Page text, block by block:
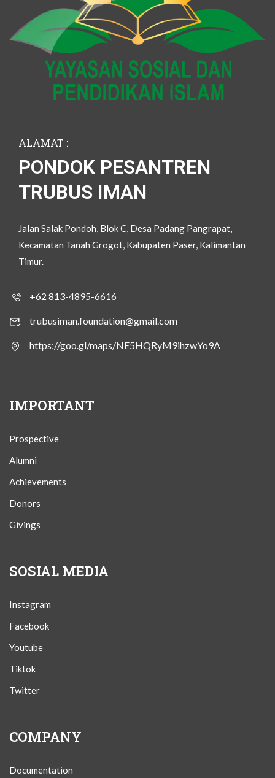
ALAMAT :
PONDOK PESANTREN
TRUBUS IMAN
Jalan Salak Pondoh, Blok C, Desa Padang Pangrapat,
Kecamatan Tanah Grogot, Kabupaten Paser, Kalimantan
Timur.
+62 813-4895-6616
trubusiman.foundation@gmail.com
https://goo.gl/maps/NE5HQRyM9ihzwYo9A
IMPORTANT
Prospective
Alumni
Achievements
Donors
Givings
SOSIAL MEDIA
Instagram
Facebook
Youtube
Tiktok
Twitter
COMPANY
Documentation